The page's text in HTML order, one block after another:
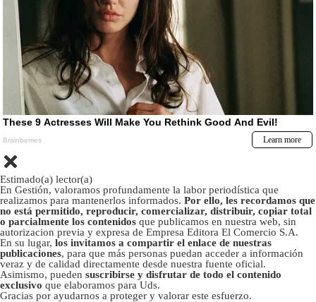
Estimado(a) lector(a)
En Gestión, valoramos profundamente la labor periodística que
realizamos para mantenerlos informados. Por ello, les recordamos que
no está permitido, reproducir, comercializar, distribuir, copiar total
o parcialmente los contenidos que publicamos en nuestra web, sin
autorizacion previa y expresa de Empresa Editora El Comercio S.A.
En su lugar, los invitamos a compartir el enlace de nuestras
publicaciones, para que más personas puedan acceder a información
veraz y de calidad directamente desde nuestra fuente oficial.
Asimismo, pueden suscribirse y disfrutar de todo el contenido
exclusivo que elaboramos para Uds.
Gracias por ayudarnos a proteger y valorar este esfuerzo.